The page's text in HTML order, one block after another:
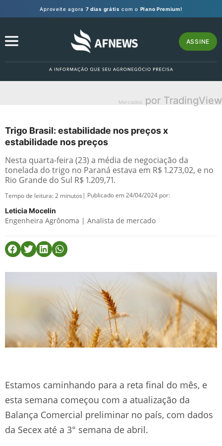
Aproveite agora 7 dias grátis com o Plano Premium!
ASSINE
Mercados por TradingView
Trigo Brasil: estabilidade nos preços x
estabilidade nos preços
Nesta quarta-feira (23) a média de negociação da
tonelada do trigo no Paraná estava em R$ 1.273,02, e no
Rio Grande do Sul R$ 1.209,71.
Tempo de leitura:2 minutos | Publicado em 24/04/2024 por:
Leticia Mocelin
Engenheira Agrônoma | Analista de mercado
Estamos caminhando para a reta final do mês, e
esta semana começou com a atualização da
Balança Comercial preliminar no país, com dados
da Secex até a 3° semana de abril.